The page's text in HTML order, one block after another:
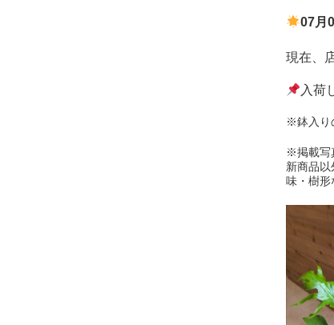
07月
現在、
入荷
※鉢入り
※掲載写
新商品
味・樹形